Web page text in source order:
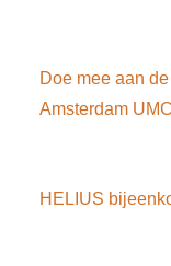
Doe mee aan
Amsterdam UMC
HELIUS